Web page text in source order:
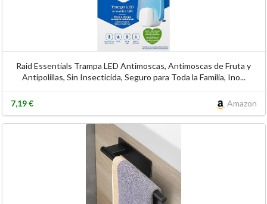
Raid Essentials Trampa LED Antimoscas, Antimoscas de Fruta y
Antipolillas, Sin Insecticida, Seguro para Toda la Familia, Ino...
Amazon
7,19 €